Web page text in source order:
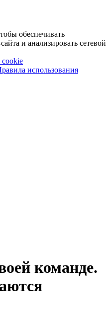
обеспечивать
и анализировать сетевой
cookie
использования
команде.